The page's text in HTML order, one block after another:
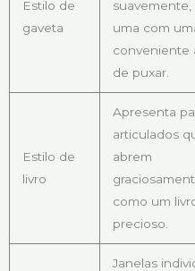
Estilo de
gaveta
suavemente,
uma com
conveniente
de puxar.
Estilo de
livro
Apresenta
articulados
abrem
como um
precioso.
Janelas